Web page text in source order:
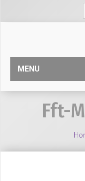
MENU
Fft-